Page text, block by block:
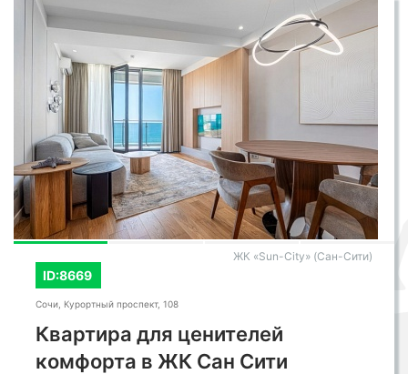
ID:8669
ЖК «Sun-City» (Сан-Сити)
Сочи, Курортный проспект, 108
Квартира для ценителей
комфорта в ЖК Сан Сити